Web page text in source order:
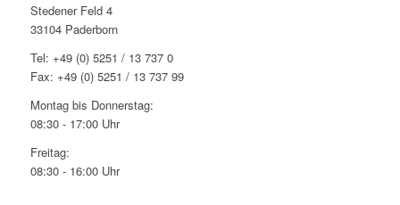
Stedener Feld 4
33104 Paderborn
Tel: +49 (0) 5251 / 13 737 0
Fax: +49 (0) 5251 / 13 737 99
Montag bis Donnerstag:
08:30 - 17:00 Uhr
Freitag:
08:30 - 16:00 Uhr